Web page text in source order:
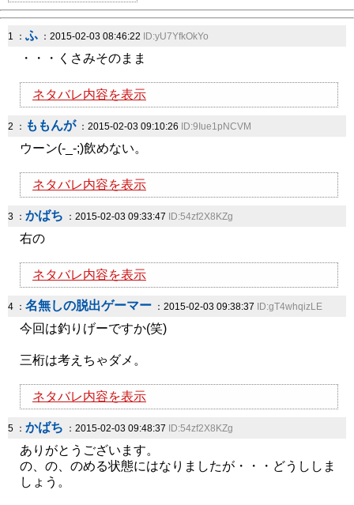
1 ： ふ ：2015-02-03 08:46:22 ID:yU7YfkOkYo
・・・くさみそのまま
ネタバレ内容を表示
2 ： ももんが：2015-02-03 09:10:26 ID:9Iue1pNCVM
ウーン(-_-;)飲めない。
ネタバレ内容を表示
3 ： かばち ：2015-02-03 09:33:47 ID:54zf2X8KZg
右の
ネタバレ内容を表示
4 ： 名無しの脱出ゲーマー ：2015-02-03 09:38:37 ID:gT4whqizLE
今回は釣りげーですか(笑)
三桁は考えちゃダメ。
ネタバレ内容を表示
5 ： かばち ：2015-02-03 09:48:37 ID:54zf2X8KZg
ありがとうございます。
の、の、のめる状態にはなりましたが・・・どうししま
しょう。